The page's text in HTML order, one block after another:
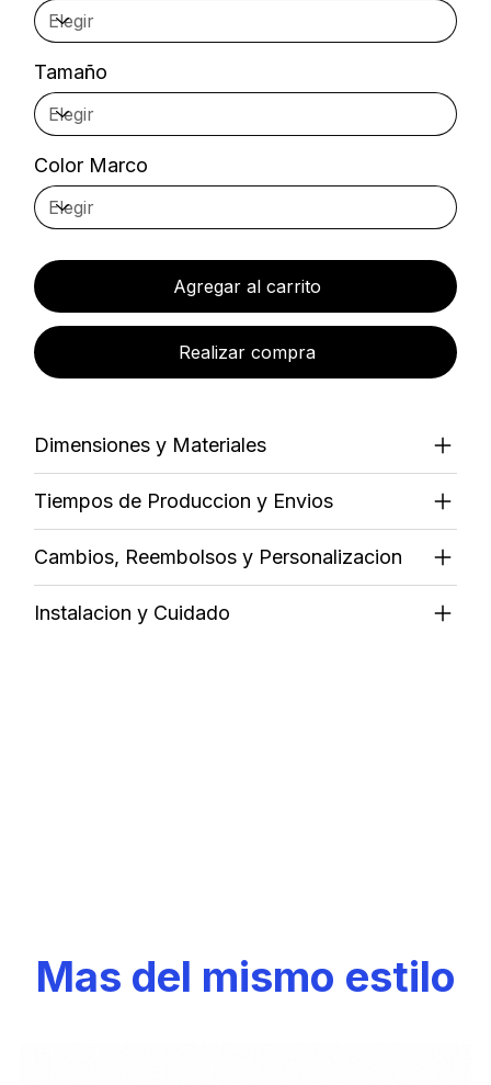
Tamaño
Color Marco
Agregar al carrito
Realizar compra
Dimensiones y Materiales
Tiempos de Produccion y Envios
Cambios, Reembolsos y Personalizacion
Instalacion y Cuidado
Mas del mismo estilo